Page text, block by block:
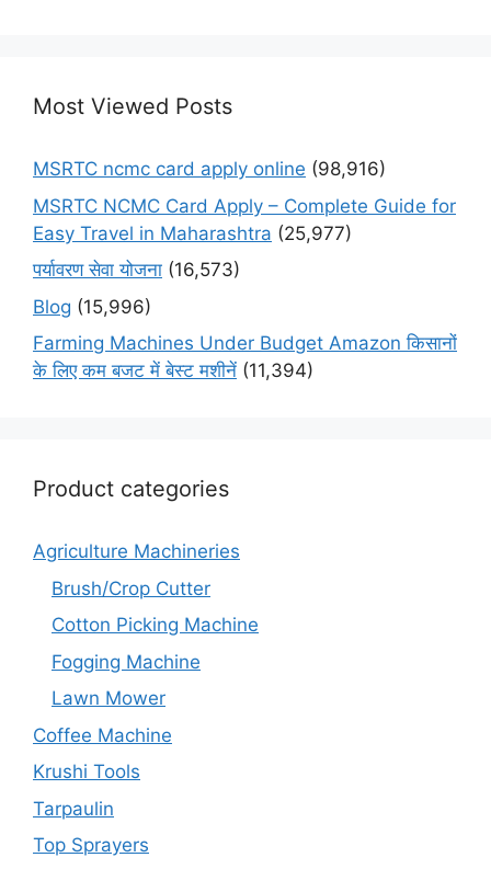
Most Viewed Posts
MSRTC ncmc card apply online (98,916)
MSRTC NCMC Card Apply – Complete Guide for
Easy Travel in Maharashtra (25,977)
पर्यावरण सेवा योजना (16,573)
Blog (15,996)
Farming Machines Under Budget Amazon किसानों
के लिए कम बजट में बेस्ट मशीनें (11,394)
Product categories
Agriculture Machineries
Brush/Crop Cutter
Cotton Picking Machine
Fogging Machine
Lawn Mower
Coffee Machine
Krushi Tools
Tarpaulin
Top Sprayers